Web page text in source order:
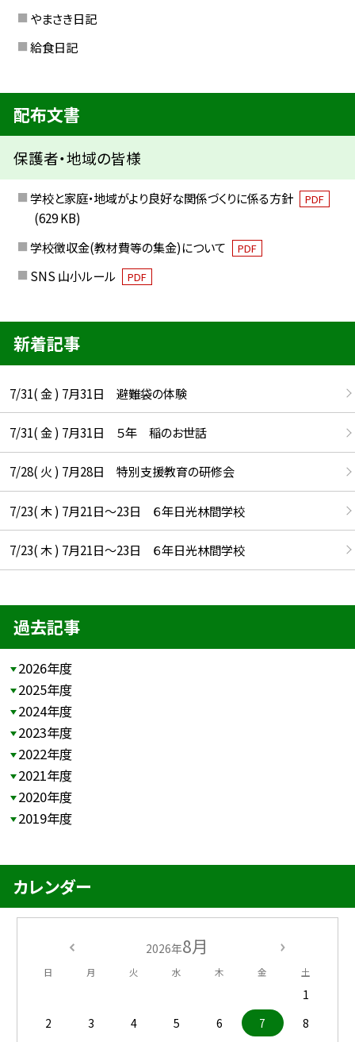
やまさき日記
給食日記
配布文書
保護者・地域の皆様
学校と家庭・地域がより良好な関係づくりに係る方針 PDF
(629 KB)
学校徴収金(教材費等の集金)について
PDF
SNS 山小ルール PDF
新着記事
7/31( 金 ) 7月31日 避難袋の体験
7/31( 金 ) 7月31日 ５年 稲のお世話
7/28( 火 ) 7月28日 特別支援教育の研修会
7/23( 木 ) 7月21日〜23日 ６年日光林間学校
7/23( 木 ) 7月21日〜23日 ６年日光林間学校
過去記事
2026年度
2025年度
2024年度
2023年度
2022年度
2021年度
2020年度
2019年度
カレンダー
2026年8月
日 月 火 水 木 金 土
1
2
3 4 5 6 7
8